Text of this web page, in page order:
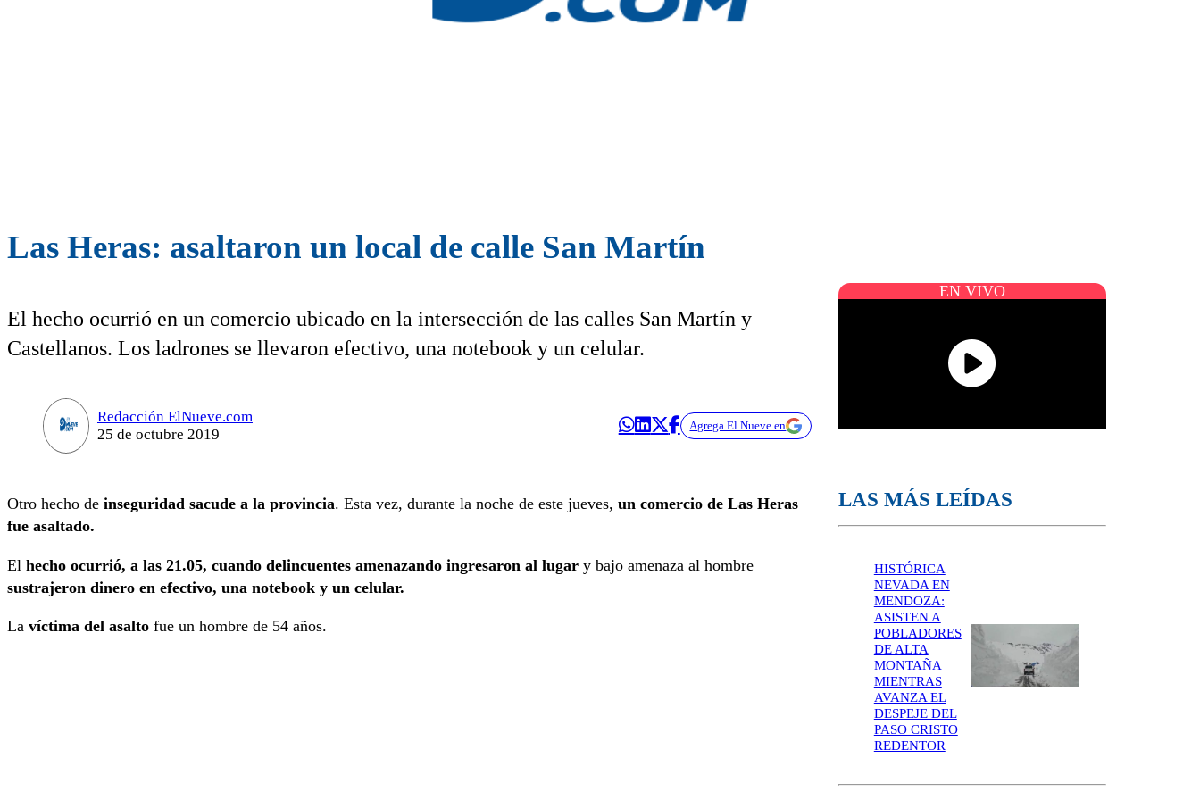
Las Heras: asaltaron un local de calle San Martín
El hecho ocurrió en un comercio ubicado en la intersección de las calles San Martín y
Castellanos. Los ladrones se llevaron efectivo, una notebook y un celular.
Redacción ElNueve.com
25 de octubre 2019
Agrega El Nueve en
Otro hecho de inseguridad sacude a la provincia. Esta vez, durante la noche de este jueves, un comercio de Las Heras
fue asaltado.
El hecho ocurrió, a las 21.05, cuando delincuentes amenazando ingresaron al lugar y bajo amenaza al hombre
sustrajeron dinero en efectivo, una notebook y un celular.
La víctima del asalto fue un hombre de 54 años.
EN VIVO
LAS MÁS LEÍDAS
HISTÓRICA
NEVADA EN
MENDOZA:
ASISTEN A
POBLADORES
DE ALTA
MONTAÑA
MIENTRAS
AVANZA EL
DESPEJE DEL
PASO CRISTO
REDENTOR